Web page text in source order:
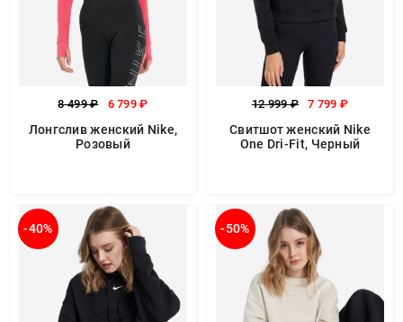
8 499 ₽ 6 799 ₽
Лонгслив женский Nike,
Розовый
12 999 ₽ 7 799 ₽
Свитшот женский Nike
One Dri-Fit, Черный
-40% -50%